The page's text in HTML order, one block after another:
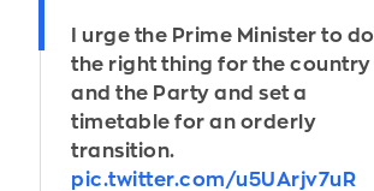
I urge the Prime Minister to do
the right thing for the country
and the Party and set a
timetable for an orderly
transition.
pic.twitter.com/u5UArjv7uR